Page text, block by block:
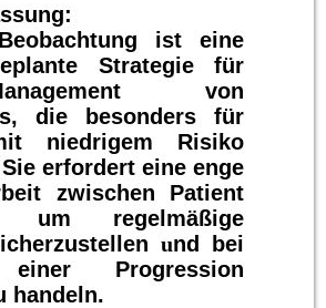
ist eine
Strategie für
von
die besonders für
niedrigem Risiko
erfordert eine enge
zwischen Patient
regelmäßige
und bei
einer Progression
handeln.